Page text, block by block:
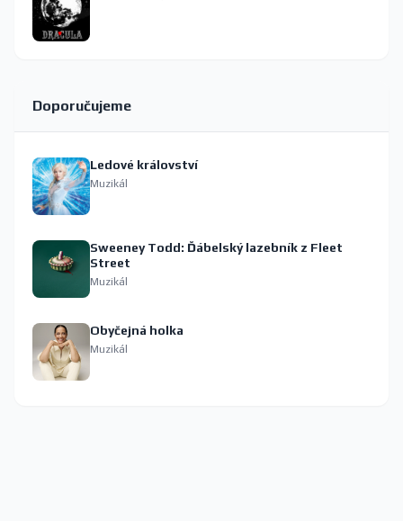
Doporučujeme
Ledové království
Muzikál
Sweeney Todd: Ďábelský lazebník z Fleet
Street
Muzikál
Obyčejná holka
Muzikál